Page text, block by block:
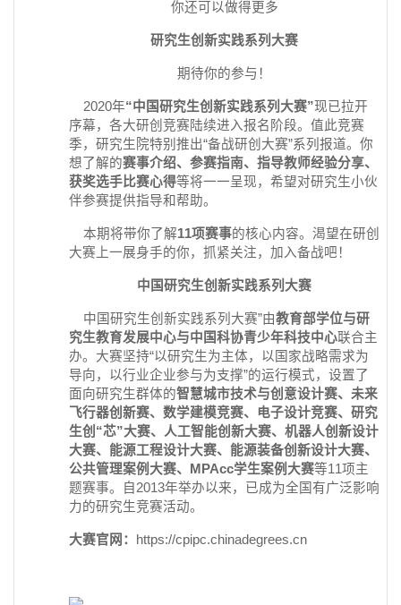
你还可以做得更多
研究生创新实践系列大赛
期待你的参与！
2020年“中国研究生创新实践系列大赛”现已拉开
序幕，各大研创竞赛陆续进入报名阶段。值此竞赛
季，研究生院特别推出“备战研创大赛”系列报道。你
想了解的赛事介绍、参赛指南、指导教师经验分享、
获奖选手比赛心得等将一一呈现，希望对研究生小伙
伴参赛提供指导和帮助。
本期将带你了解11项赛事的核心内容。渴望在研创
大赛上一展身手的你，抓紧关注，加入备战吧！
中国研究生创新实践系列大赛
中国研究生创新实践系列大赛”由教育部学位与研
究生教育发展中心与中国科协青少年科技中心联合主
办。大赛坚持“以研究生为主体，以国家战略需求为
导向，以行业企业参与为支撑”的运行模式，设置了
面向研究生群体的智慧城市技术与创意设计赛、未来
飞行器创新赛、数学建模竞赛、电子设计竞赛、研究
生创“芯”大赛、人工智能创新大赛、机器人创新设计
大赛、能源工程设计大赛、能源装备创新设计大赛、
公共管理案例大赛、
MPAcc学生案例大赛等11项主
题赛事。自2013年举办以来，已成为全国有广泛影响
力的研究生竞赛活动。
大赛官网： https://cpipc.chinadegrees.cn